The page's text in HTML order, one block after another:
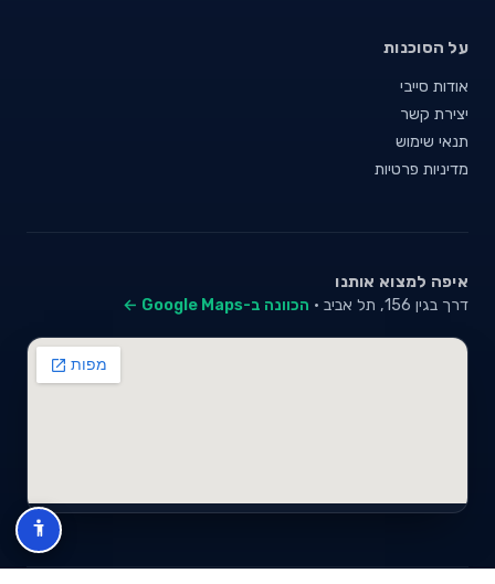
על הסוכנות
אודות סייבי
יצירת קשר
תנאי שימוש
מדיניות פרטיות
איפה למצוא אותנו
דרך בגין 156, תל אביב · הכוונה ב-Google Maps ←